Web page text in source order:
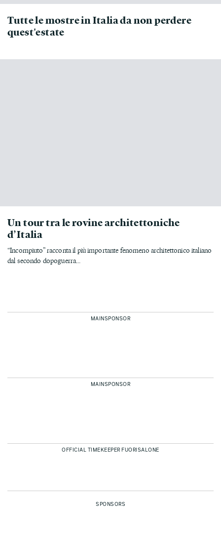
Tutte le mostre in Italia da non perdere
quest'estate
Un tour tra le rovine architettoniche
d’Italia
“Incompiuto” racconta il più importante fenomeno architettonico italiano
dal secondo dopoguerra...
MAINSPONSOR
MAINSPONSOR
OFFICIAL TIMEKEEPER FUORISALONE
SPONSORS